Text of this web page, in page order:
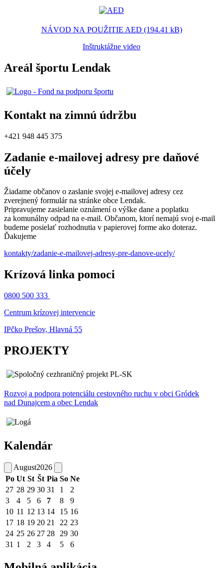
NÁVOD NA POUŽITIE AED (194.41 kB)
Inštruktážne video
Areál športu Lendak
Kontakt na zimnú údržbu
+421 948 445 375
Zadanie e-mailovej adresy pre daňové
účely
Žiadame občanov o zaslanie svojej e-mailovej adresy cez
zverejnený formulár na stránke obce Lendak.
Pripravujeme zasielanie oznámení o výške dane a poplatku
za komunálny odpad na e-mail. Občanom, ktorí nemajú svoj e-mail
budeme posielať rozhodnutia v papierovej forme ako doteraz.
Ďakujeme
kontakty/zadanie-e-mailovej-adresy-pre-danove-ucely/
Krízová linka pomoci
0800 500 333
Centrum krízovej intervencie
IPčko Prešov, Hlavná 55
PROJEKTY
Rozvoj a podpora potenciálu cestovného ruchu v obci Gródek
nad Dunajcem a obec Lendak
Kalendár
August2026
Po Ut St Št Pia So Ne
27 28 29 30 31 1
2
3
4 5 6 7 8
9
10 11 12 13 14 15 16
17 18 19 20 21 22 23
24 25 26 27 28 29 30
31 1 2 3 4 5 6